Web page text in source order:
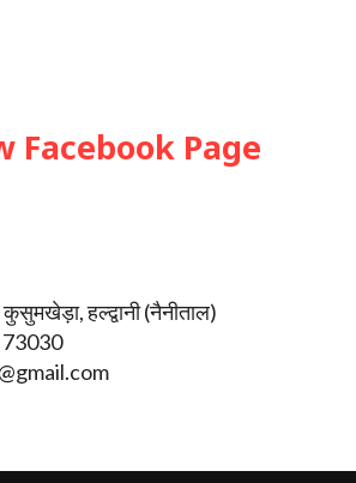
Facebook Page
हल्द्वानी (नैनीताल)